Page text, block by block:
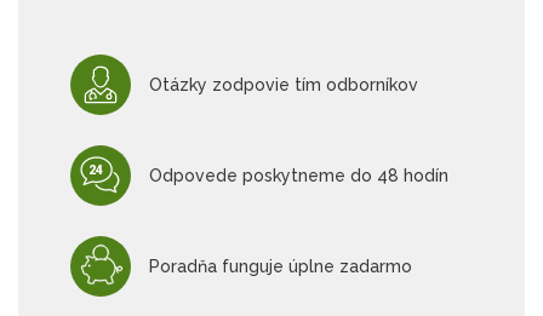
Otázky zodpovie tím odborníkov
Odpovede poskytneme do 48 hodín
Poradňa funguje úplne zadarmo